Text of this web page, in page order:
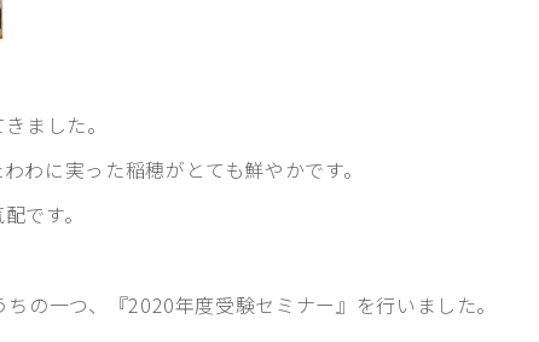
ました。
わに実った稲穂がとても鮮やかです。
で開く)
です。
の一つ、『2020年度受験セミナー』を行いました。